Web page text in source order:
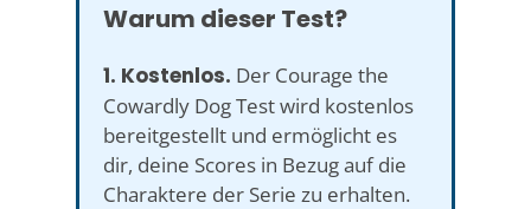
Warum dieser Test?
1. Kostenlos. Der Courage the
Cowardly Dog Test wird kostenlos
bereitgestellt und ermöglicht es
dir, deine Scores in Bezug auf die
Charaktere der Serie zu erhalten.